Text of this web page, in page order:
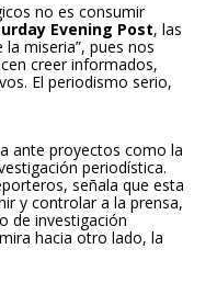
no es consumir
Evening Post, las
miseria”, pues nos
creer informados,
El periodismo serio,
ante proyectos como la
periodística.
señala que esta
y controlar a la prensa,
de investigación
hacia otro lado, la